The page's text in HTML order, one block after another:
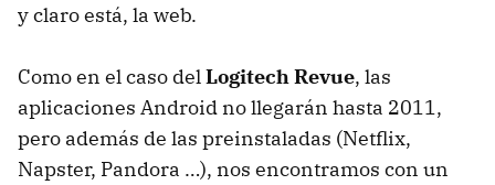
y claro está, la web.
Como en el caso delLogitech Revue, las
aplicaciones Android no llegarán hasta 2011,
pero además de las preinstaladas (Netflix,
Napster, Pandora …), nos encontramos con un